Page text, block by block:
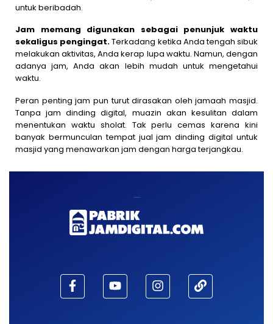
untuk beribadah.
Jam memang digunakan sebagai penunjuk waktu
sekaligus pengingat.Terkadang ketika Anda tengah sibuk
melakukan aktivitas, Anda kerap lupa waktu. Namun, dengan
adanya jam, Anda akan lebih mudah untuk mengetahui
waktu.
Peran penting jam pun turut dirasakan oleh jamaah masjid.
Tanpa jam dinding digital, muazin akan kesulitan dalam
menentukan waktu sholat. Tak perlu cemas karena kini
banyak bermunculan tempat jual jam dinding digital untuk
masjid yang menawarkan jam dengan harga terjangkau.